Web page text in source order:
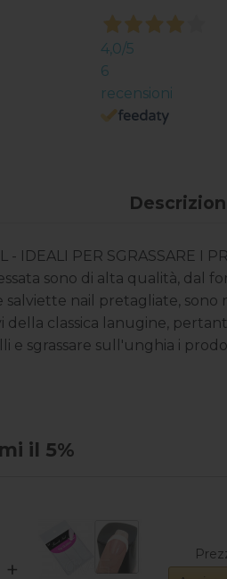
4,0/5
6
recensioni
- IDEALI PER SGRASSARE I
sono di alta qualità, dal
salviette nail pretagliate,
classica lanugine,
e sgrassare sull'unghia i
il 5%
+